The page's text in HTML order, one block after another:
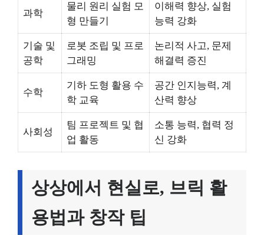
과학
물리 원리 실험 모
형 만들기
이해력 향상, 실험
능력 강화
기술 및
공학
로봇 조립 및 프로
그래밍
논리적 사고, 문제
해결력 증진
수학
기하 도형 활용 수
학 교육
공간 인지능력, 계
산력 향상
사회성
팀 프로젝트 및 협
업 활동
소통 능력, 협력 정
신 강화
상상에서 현실로, 브릭 활
용법과 창작 팁